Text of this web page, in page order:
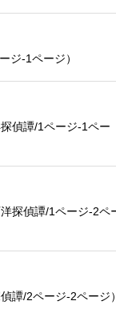
ジ-1ページ）
偵譚/1ページ-1ペー
探偵譚/1ページ-2ペ
譚/2ページ-2ページ